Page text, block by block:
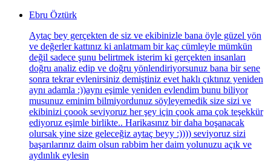
Ebru Öztürk
Aytaç bey gerçekten de siz ve ekibinizle bana öyle güzel yön
ve değerler kattınız ki anlatmam bir kaç cümleyle mümkün
değil sadece şunu belirtmek isterim ki gerçekten insanları
doğru analiz edip ve doğru yönlendiriyorsunuz bana bir sene
sonra tekrar evlenirsiniz demiştiniz evet haklı çıktınız yeniden
aynı adamla :))aynı eşimle yeniden evlendim bunu biliyor
musunuz eminim bilmiyordunuz söyleyemedik size sizi ve
ekibinizi çoook seviyoruz her şey için çook ama çok teşekkür
ediyoruz eşimle birlikte.. Harikasınız bir daha boşanacak
olursak yine size geleceğiz aytaç beyy :)))) seviyoruz sizi
başarılarınız daim olsun rabbim her daim yolunuzu açık ve
aydınlık eylesin